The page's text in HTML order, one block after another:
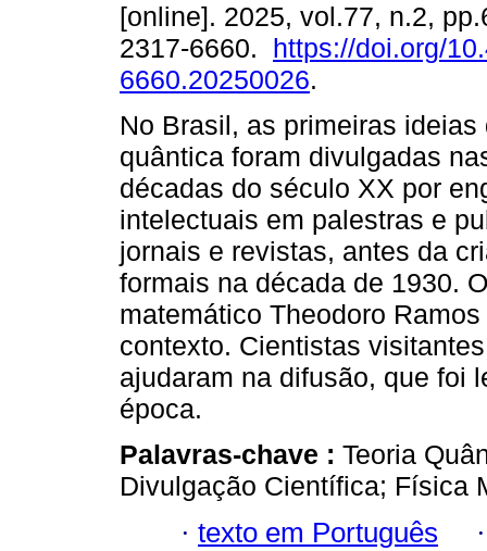
[online]. 2025, vol.77, n.2,
2317-6660. https://doi.org/
6660.20250026.
No Brasil, as primeiras ideias
quântica foram divulgadas
décadas do século XX por
intelectuais em palestras e
jornais e revistas, antes da
formais na década de 1930.
matemático Theodoro
contexto. Cientistas
ajudaram na difusão, que foi
época.
Palavras-chave : Teoria
Divulgação Científica; Física
· texto em Português